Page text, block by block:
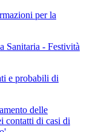
per la
Sanitaria - Festività
e probabili di
delle
contatti di casi di